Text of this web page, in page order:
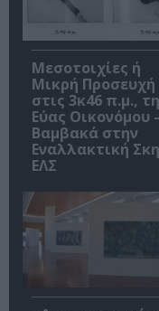
Μεσοτοιχίες ή
Μικρή Προσευχή
στις 3κ46 π.μ.,
Εύας Οικονόμου
Βαμβακά στην
Εναλλακτική
ΕΛΣ